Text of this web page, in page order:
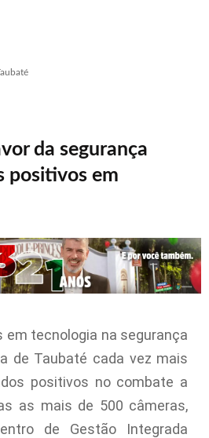
da segurança
positivos em
em tecnologia na segurança
de Taubaté cada vez mais
positivos no combate a
as mais de 500 câmeras,
de Gestão Integrada